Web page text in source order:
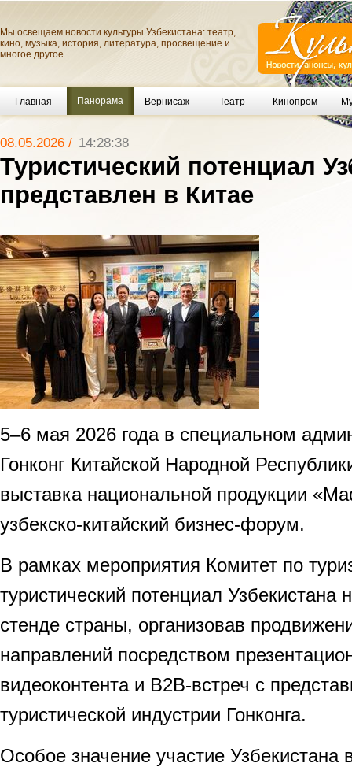
Мы освещаем новости культуры Узбекистана: театр,
кино, музыка, история, литература, просвещение и
многое другое.
Главная Панорама Вернисаж Театр Кинопром
08.05.2026 / 14:28:38
Туристический потенциал
представлен в Китае
5–6 мая 2026 года в специальном
Гонконг Китайской Народной
выставка национальной продукции
узбекско-китайский бизнес-форум.
В рамках мероприятия Комитет по
туристический потенциал Узбекистана
стенде страны, организовав
направлений посредством
видеоконтента и B2B-встреч с
туристической индустрии Гонконга.
Особое значение участие Узбекистана